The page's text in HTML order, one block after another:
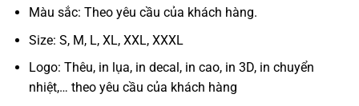
Màu sắc: Theo yêu cầu của khách hàng.
Size: S, M, L, XL, XXL, XXXL
Logo: Thêu, in lụa, in decal, in cao, in 3D, in chuyển
nhiệt,… theo yêu cầu của khách hàng